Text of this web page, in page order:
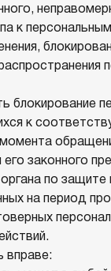
к
блокирование
к
его законного
по защите
на период
вправе: